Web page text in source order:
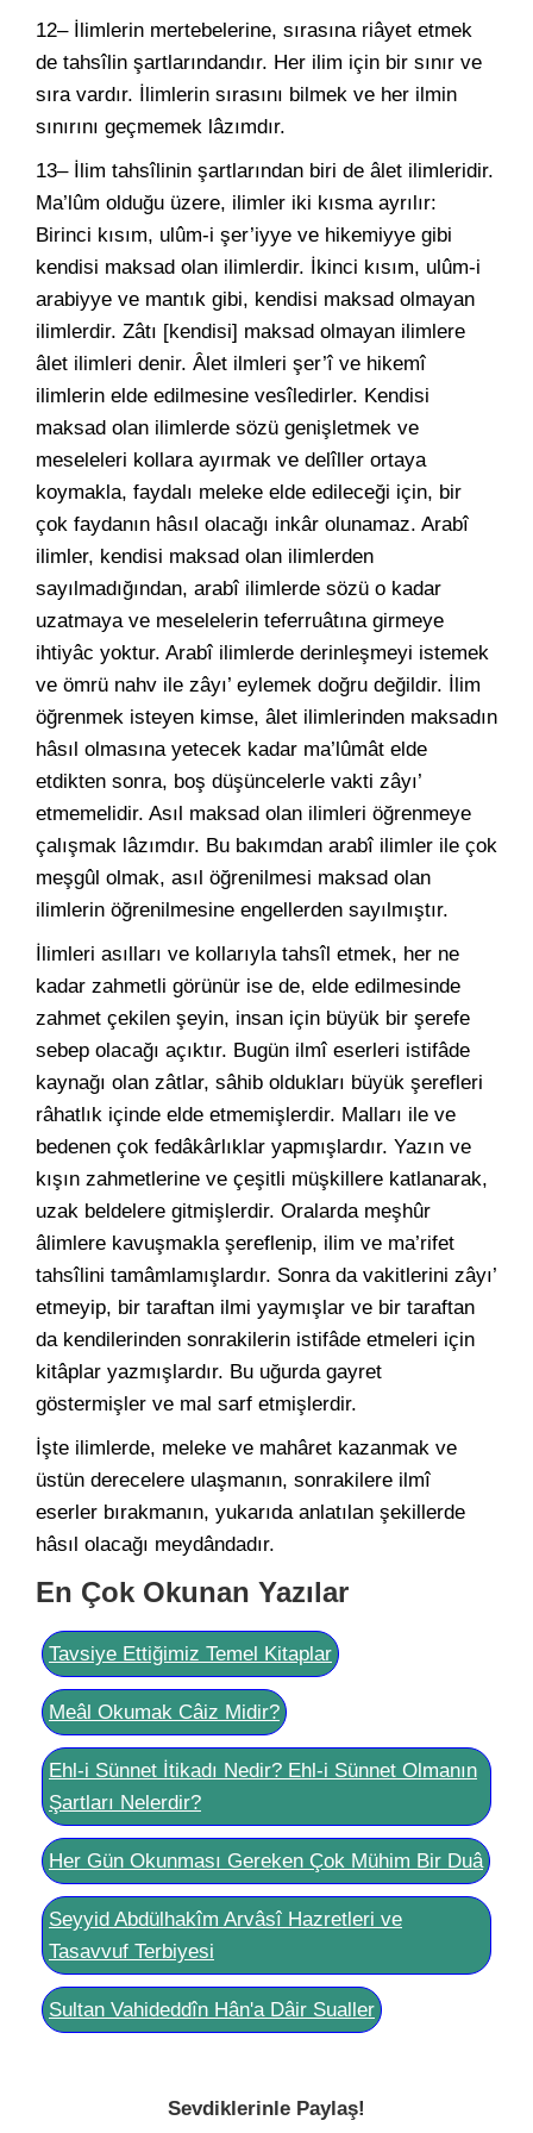
12– İlimlerin mertebelerine, sırasına riâyet etmek
de tahsîlin şartlarındandır. Her ilim için bir sınır ve
sıra vardır. İlimlerin sırasını bilmek ve her ilmin
sınırını geçmemek lâzımdır.
13– İlim tahsîlinin şartlarından biri de âlet ilimleridir.
Ma’lûm olduğu üzere, ilimler iki kısma ayrılır:
Birinci kısım, ulûm-i şer’iyye ve hikemiyye gibi
kendisi maksad olan ilimlerdir. İkinci kısım, ulûm-i
arabiyye ve mantık gibi, kendisi maksad olmayan
ilimlerdir. Zâtı [kendisi] maksad olmayan ilimlere
âlet ilimleri denir. Âlet ilmleri şer’î ve hikemî
ilimlerin elde edilmesine vesîledirler. Kendisi
maksad olan ilimlerde sözü genişletmek ve
meseleleri kollara ayırmak ve delîller ortaya
koymakla, faydalı meleke elde edileceği için, bir
çok faydanın hâsıl olacağı inkâr olunamaz. Arabî
ilimler, kendisi maksad olan ilimlerden
sayılmadığından, arabî ilimlerde sözü o kadar
uzatmaya ve meselelerin teferruâtına girmeye
ihtiyâc yoktur. Arabî ilimlerde derinleşmeyi istemek
ve ömrü nahv ile zâyı’ eylemek doğru değildir. İlim
öğrenmek isteyen kimse, âlet ilimlerinden maksadın
hâsıl olmasına yetecek kadar ma’lûmât elde
etdikten sonra, boş düşüncelerle vakti zâyı’
etmemelidir. Asıl maksad olan ilimleri öğrenmeye
çalışmak lâzımdır. Bu bakımdan arabî ilimler ile çok
meşgûl olmak, asıl öğrenilmesi maksad olan
ilimlerin öğrenilmesine engellerden sayılmıştır.
İlimleri asılları ve kollarıyla tahsîl etmek, her ne
kadar zahmetli görünür ise de, elde edilmesinde
zahmet çekilen şeyin, insan için büyük bir şerefe
sebep olacağı açıktır. Bugün ilmî eserleri istifâde
kaynağı olan zâtlar, sâhib oldukları büyük şerefleri
râhatlık içinde elde etmemişlerdir. Malları ile ve
bedenen çok fedâkârlıklar yapmışlardır. Yazın ve
kışın zahmetlerine ve çeşitli müşkillere katlanarak,
uzak beldelere gitmişlerdir. Oralarda meşhûr
âlimlere kavuşmakla şereflenip, ilim ve ma’rifet
tahsîlini tamâmlamışlardır. Sonra da vakitlerini zâyı’
etmeyip, bir taraftan ilmi yaymışlar ve bir taraftan
da kendilerinden sonrakilerin istifâde etmeleri için
kitâplar yazmışlardır. Bu uğurda gayret
göstermişler ve mal sarf etmişlerdir.
İşte ilimlerde, meleke ve mahâret kazanmak ve
üstün derecelere ulaşmanın, sonrakilere ilmî
eserler bırakmanın, yukarıda anlatılan şekillerde
hâsıl olacağı meydândadır.
En Çok Okunan Yazılar
Tavsiye Ettiğimiz Temel Kitaplar
Meâl Okumak Câiz Midir?
Ehl-i Sünnet İtikadı Nedir? Ehl-i Sünnet Olmanın
Şartları Nelerdir?
Her Gün Okunması Gereken Çok Mühim Bir Duâ
Seyyid Abdülhakîm Arvâsî Hazretleri ve
Tasavvuf Terbiyesi
Sultan Vahideddîn Hân'a Dâir Sualler
Sevdiklerinle Paylaş!